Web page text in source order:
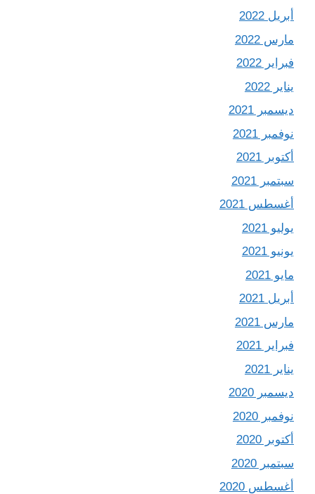
أبريل 2022
مارس 2022
فبراير 2022
يناير 2022
ديسمبر 2021
نوفمبر 2021
أكتوبر 2021
سبتمبر 2021
أغسطس 2021
يوليو 2021
يونيو 2021
مايو 2021
أبريل 2021
مارس 2021
فبراير 2021
يناير 2021
ديسمبر 2020
نوفمبر 2020
أكتوبر 2020
سبتمبر 2020
أغسطس 2020